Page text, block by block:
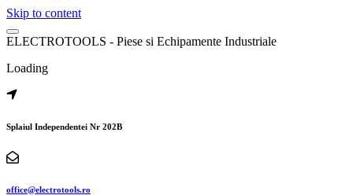
Skip to content
ELECTROTOOLS - Piese si Echipamente Industriale
Loading
Splaiul Independentei Nr 202B
office@electrotools.ro